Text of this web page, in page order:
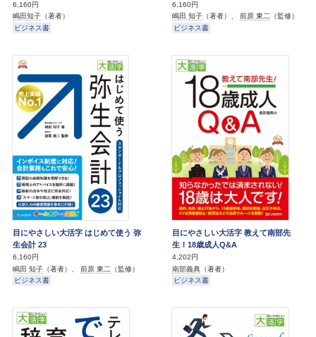
6,160円
嶋田知子 （著者）
ビジネス書
6,160円
嶋田 知子 （著者）、 前原 東二 （監修）
ビジネス書
目にやさしい大活字 はじめて使う 弥
生会計 23
6,160円
嶋田 知子 （著者）、 前原 東二 （監修）
ビジネス書
目にやさしい大活字 教えて南部先
生！18歳成人Q&A
4,202円
南部義典 （著者）
ビジネス書